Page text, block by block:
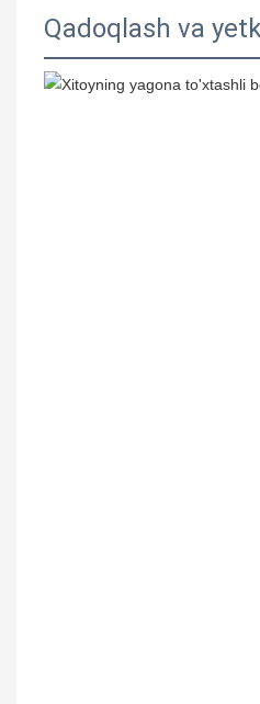
Qadoqlash va